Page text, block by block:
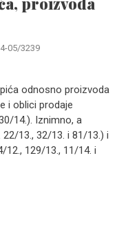
05/3239
odnosno proizvoda
i oblici prodaje
14.). Iznimno, a
13., 32/13. i 81/13.) i
12., 129/13., 11/14. i